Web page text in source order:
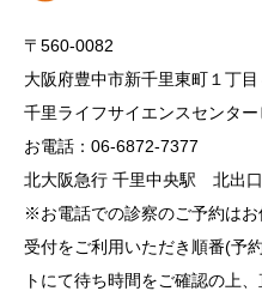
〒560-0082
大阪府豊中市新千里東町１丁目
千里ライフサイエンスセンタ
お電話：06-6872-7377
北大阪急行 千里中央駅 北出
※お電話での診察のご予約は
受付をご利用いただき順番(予
トにて待ち時間をご確認の上、